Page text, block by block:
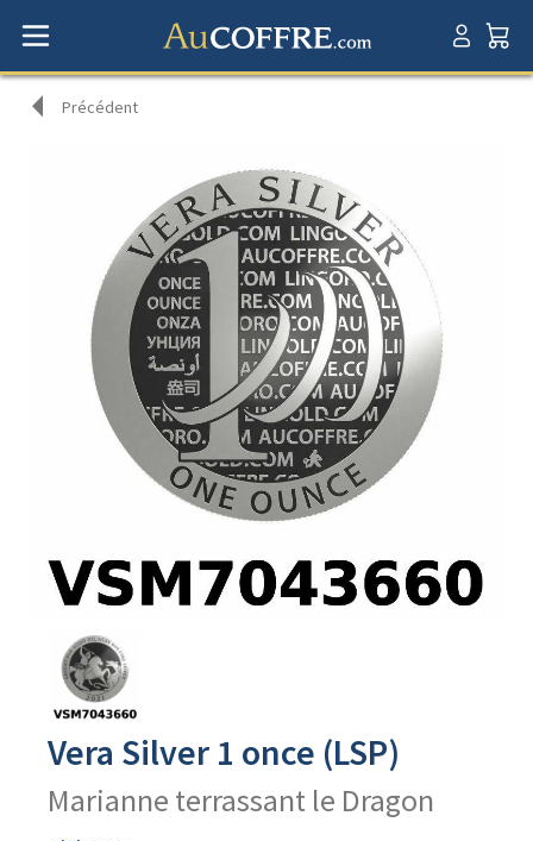
Précédent
produit
Vera Silver 1 once (LSP)
Marianne terrassant le Dragon